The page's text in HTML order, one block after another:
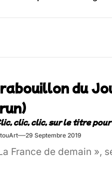
Festival – Samedi
du
29 Septembre 2019
France de demain »,